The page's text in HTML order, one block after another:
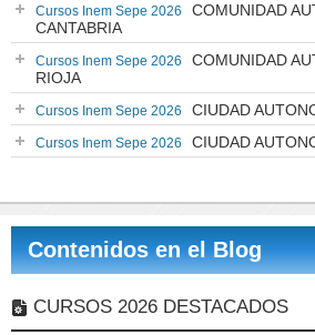
Cursos Inem Sepe 2026
COMUNIDAD
CANTABRIA
Cursos Inem Sepe 2026
COMUNIDAD
RIOJA
Cursos Inem Sepe 2026 CIUDAD
Cursos Inem Sepe 2026 CIUDAD
Contenidos en el Blog
CURSOS 2026 DESTACADOS